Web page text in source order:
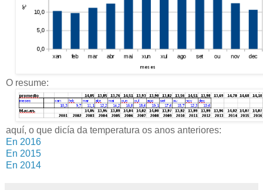
O resume:
aquí, o que dicía da temperatura os anos anteriores:
En 2016
En 2015
En 2014